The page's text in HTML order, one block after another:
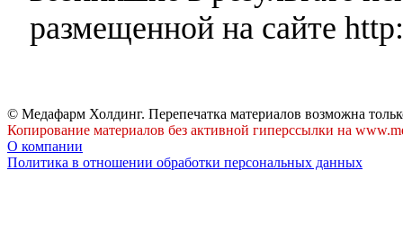
размещенной на сайте
© Медафарм Холдинг. Перепечатка материалов возможна
Копирование материалов без активной гиперссылки на
О компании
Политика в отношении обработки персональных данных